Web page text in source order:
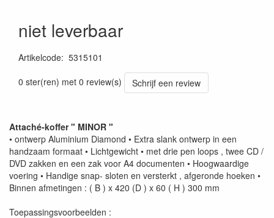
niet leverbaar
Artikelcode: 5315101
0 ster(ren) met 0 review(s)
Schrijf een review
Attaché-koffer " MINOR "
• ontwerp Aluminium Diamond • Extra slank ontwerp in een
handzaam formaat • Lichtgewicht • met drie pen loops , twee CD /
DVD zakken en een zak voor A4 documenten • Hoogwaardige
voering • Handige snap- sloten en versterkt , afgeronde hoeken •
Binnen afmetingen : ( B ) x 420 (D ) x 60 ( H ) 300 mm
Toepassingsvoorbeelden :